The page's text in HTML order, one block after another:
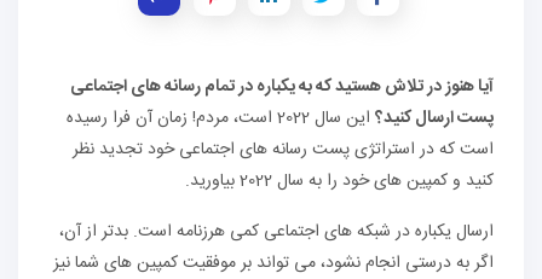
آیا هنوز در تلاش هستید که به یکباره در تمام رسانه های اجتماعی
پست ارسال کنید؟
این سال 2022 است، مردم! زمان آن فرا رسیده
است که در استراتژی پست رسانه های اجتماعی خود تجدید نظر
کنید و کمپین های خود را به سال 2022 بیاورید.
ارسال یکباره در شبکه های اجتماعی کمی هرزنامه است. بدتر از آن،
اگر به درستی انجام نشود، می تواند بر موفقیت کمپین های شما نیز